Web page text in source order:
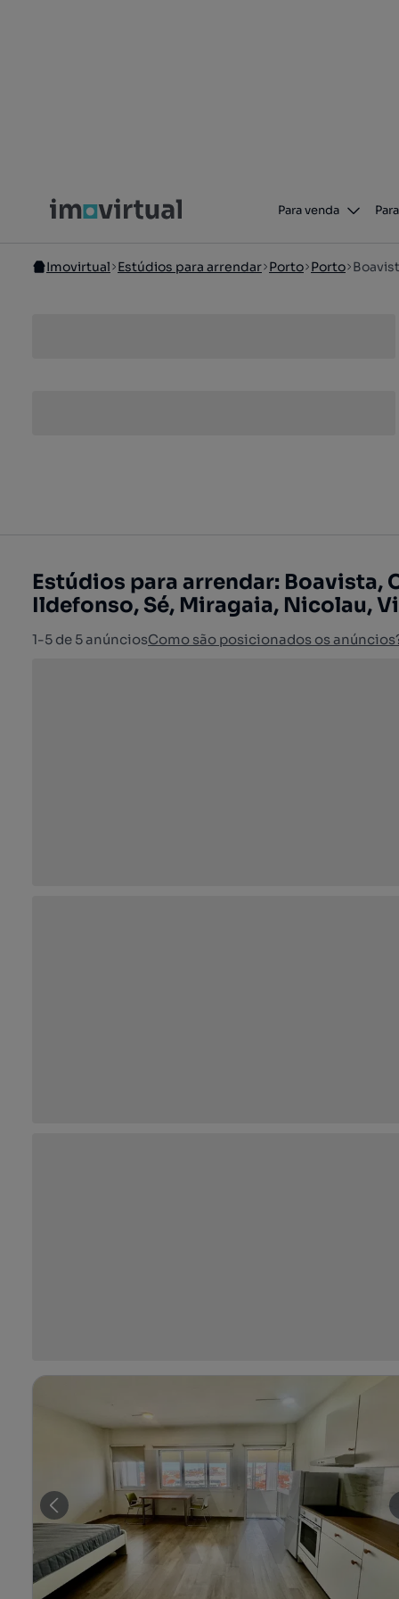
Para venda
Imovirtual Estúdios para arrendar Porto Porto
Estúdios para arrendar: Boavista,
Ildefonso, Sé, Miragaia, Nicolau,
1-5 de 5 anúnciosComo são posicionados os